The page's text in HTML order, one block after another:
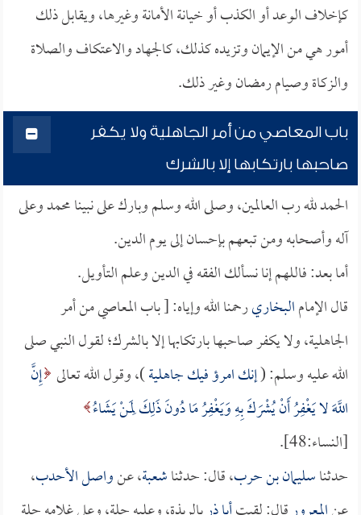
كإخلاف الوعد أو الكذب أو خيانة الأمانة وغيرها، ويقابل ذلك
أمور هي من الإيمان وتزيده كذلك، كالجهاد والاعتكاف والصلاة
والزكاة وصيام رمضان وغير ذلك.
باب المعاصي من أمر الجاهلية ولا يكفر
صاحبها بارتكابها إلا بالشرك
الحمد لله رب العالمين، وصلى الله وسلم وبارك على نبينا محمد وعلى
آله وأصحابه ومن تبعهم بإحسان إلى يوم الدين.
أما بعد: فاللهم إنا نسألك الفقه في الدين وعلم التأويل.
قال الإمامالبخاريرحمنا الله وإياه: [ باب المعاصي من أمر
الجاهلية، ولا يكفر صاحبها بارتكابها إلا بالشرك؛ لقول النبي صلى
الله عليه وسلم: (إنك امرؤ فيك جاهلية)، وقول الله تعالى إِنَّ
اللَّهَ لا يَغْفِرُ أَنْ يُشْرَكَ بِهِ وَيَغْفِرُ مَا دُونَ ذَلِكَ لِمَنْ يَشَاءُ
[النساء:48].
حدثناسليمان بن حرب، قال: حدثناشعبة، عنواصل الأحدب،